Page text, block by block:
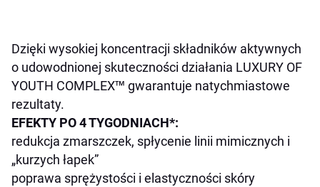
Dzięki wysokiej koncentracji składników aktywnych
o udowodnionej skuteczności działania LUXURY OF
YOUTH COMPLEX™ gwarantuje natychmiastowe
rezultaty.
EFEKTY PO 4 TYGODNIACH*:
redukcja zmarszczek, spłycenie linii mimicznych i
„kurzych łapek”
poprawa sprężystości i elastyczności skóry